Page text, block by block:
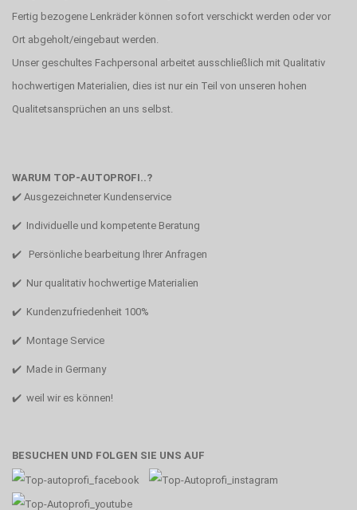
Fertig bezogene Lenkräder können sofort verschickt werden oder vor
Ort abgeholt/eingebaut werden.
Unser geschultes Fachpersonal arbeitet ausschließlich mit Qualitativ
hochwertigen Materialien, dies ist nur ein Teil von unseren hohen
Qualitetsansprüchen an uns selbst.
WARUM TOP-AUTOPROFI..?
✔️ Ausgezeichneter Kundenservice
✔️ Individuelle und kompetente Beratung
✔️ Persönliche bearbeitung Ihrer Anfragen
✔️ Nur qualitativ hochwertige Materialien
✔️ Kundenzufriedenheit 100%
✔️ Montage Service
✔️ Made in Germany
✔️ weil wir es können!
BESUCHEN UND FOLGEN SIE UNS AUF